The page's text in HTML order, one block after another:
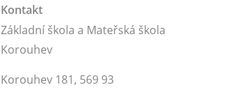
Kontakt
Základní škola a Mateřská škola
Korouhev
Korouhev 181, 569 93